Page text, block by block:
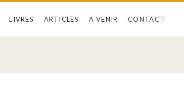
LIVRES ARTICLES A VENIR CONTACT